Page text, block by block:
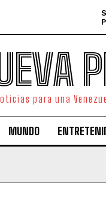
para una
MUNDO